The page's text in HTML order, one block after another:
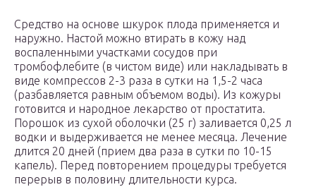
Средство на основе шкурок плода применяется и
наружно. Настой можно втирать в кожу над
воспаленными участками сосудов при
тромбофлебите (в чистом виде) или накладывать в
виде компрессов 2-3 раза в сутки на 1,5-2 часа
(разбавляется равным объемом воды). Из кожуры
готовится и народное лекарство от простатита.
Порошок из сухой оболочки (25 г) заливается 0,25 л
водки и выдерживается не менее месяца. Лечение
длится 20 дней (прием два раза в сутки по 10-15
капель). Перед повторением процедуры требуется
перерыв в половину длительности курса.